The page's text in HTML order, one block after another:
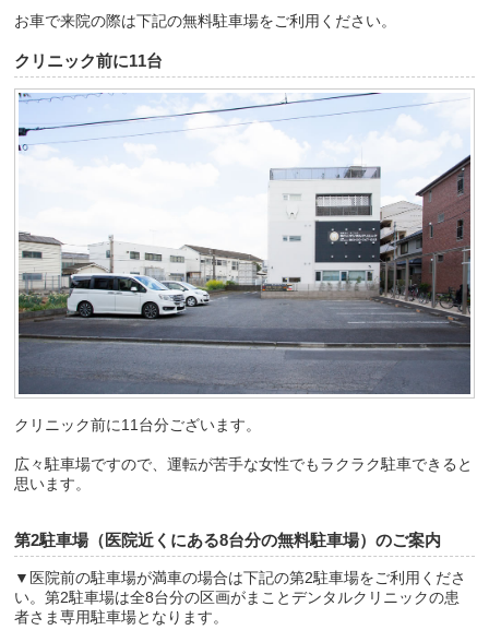
お車で来院の際は下記の無料駐車場をご利用ください。
クリニック前に11台
クリニック前に11台分ございます。
広々駐車場ですので、運転が苦手な女性でもラクラク駐車できると
思います。
第2駐車場（医院近くにある8台分の無料駐車場）のご案内
▼医院前の駐車場が満車の場合は下記の第2駐車場をご利用くださ
い。第2駐車場は全8台分の区画がまことデンタルクリニックの患
者さま専用駐車場となります。